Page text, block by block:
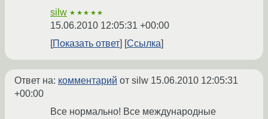
silw ★★★★★
15.06.2010 12:05:31 +00:00
Показать ответ
Ссылка
Ответ на: комментарий от silw 15.06.2010 12:05:31
+00:00
Все нормально! Все международные